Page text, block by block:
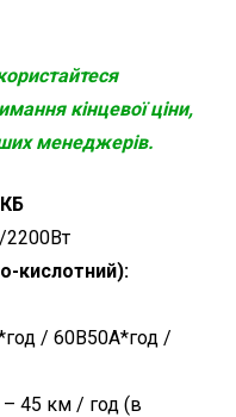
кінцевої ціни,
менеджерів.
2200Вт
кислотний):
/ 60В50А*год /
– 45 км / год (в